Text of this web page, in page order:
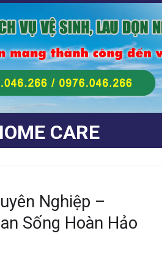
CARE
Nghiệp –
Sống Hoàn Hảo